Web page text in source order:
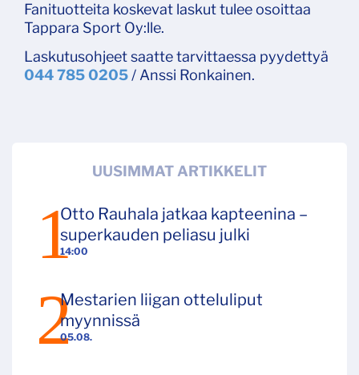
Fanituotteita koskevat laskut tulee osoittaa
Tappara Sport Oy:lle.
Laskutusohjeet saatte tarvittaessa pyydettyä
044 785 0205/ Anssi Ronkainen.
UUSIMMAT ARTIKKELIT
14:00
Otto Rauhala jatkaa kapteenina –
superkauden peliasu julki
05.08.
Mestarien liigan otteluliput
myynnissä